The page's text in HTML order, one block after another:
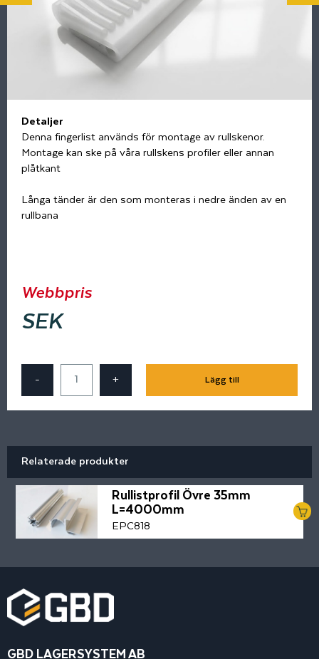
Detaljer
Denna fingerlist används för montage av rullskenor.
Montage kan ske på våra rullskens profiler eller annan
plåtkant
Långa tänder är den som monteras i nedre änden av en
rullbana
Webbpris
SEK
- + Lägg till
Relaterade produkter
Rullistprofil Övre 35mm
L=4000mm
EPC818
GBD LAGERSYSTEM AB